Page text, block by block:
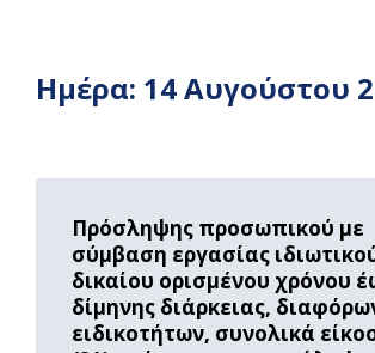
Ημέρα: 14 Αυγούστου
Πρόσληψης προσωπικού με
σύμβαση εργασίας
δικαίου ορισμένου χρόνου
δίμηνης διάρκειας,
ειδικοτήτων, συνολικά
Read